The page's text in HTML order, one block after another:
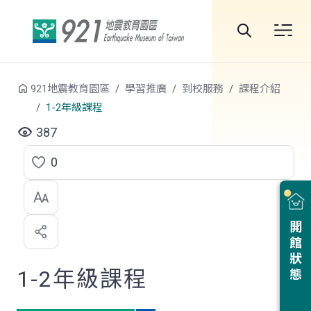
站
開館狀態
921地震教育園區 學習推廣 到校服務
課程介紹
1-2年級課程
387
點
選
喜
歡
0
1-2年級課程